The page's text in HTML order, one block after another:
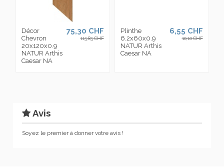
Décor
Chevron
20x120x0.9
NATUR Arthis
Caesar NA
75,30 CHF
115,85 CHF
Plinthe
6.2x60x0.9
NATUR Arthis
Caesar NA
6,55 CHF
10,10 CHF
Avis
Soyez le premier à donner votre avis !